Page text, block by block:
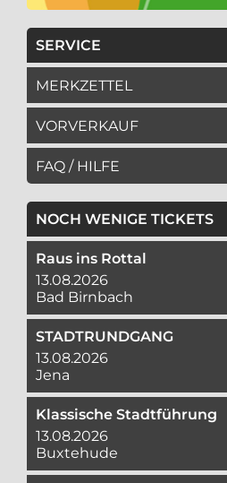
SERVICE
MERKZETTEL
VORVERKAUF
FAQ / HILFE
NOCH WENIGE TICKETS
Raus ins Rottal
13.08.2026
Bad Birnbach
STADTRUNDGANG
13.08.2026
Jena
Klassische Stadtführung
13.08.2026
Buxtehude